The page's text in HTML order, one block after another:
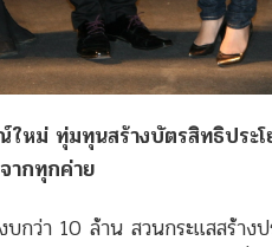
ใหม่ ทุ่มทุนสร้างบัตรสิทธิปร
ากทุกค่าย
บกว่า 10 ล้าน สวนกระแสสร้า